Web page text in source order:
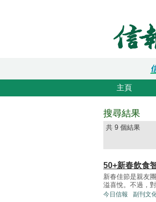
主頁
搜尋結果
共 9 個結果
50+新春飲食
新春佳節是親友
溢喜悅。不過，
今日信報 副刊文